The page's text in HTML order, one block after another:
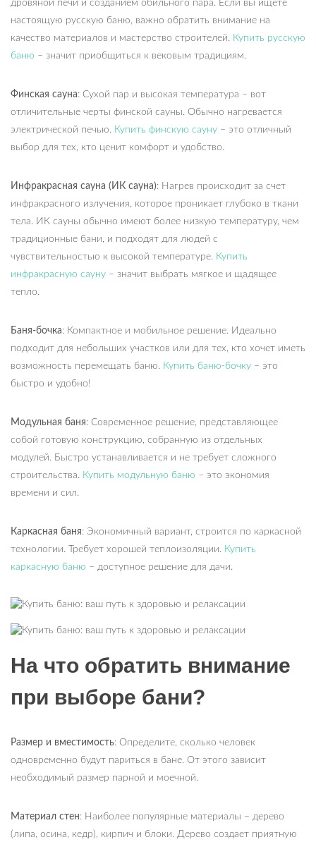
дровяной печи и созданием обильного пара. Если вы ищете
настоящую русскую баню, важно обратить внимание на
качество материалов и мастерство строителей. Купить русскую
баню – значит приобщиться к вековым традициям.
Финская сауна: Сухой пар и высокая температура – вот
отличительные черты финской сауны. Обычно нагревается
электрической печью. Купить финскую сауну – это отличный
выбор для тех, кто ценит комфорт и удобство.
Инфракрасная сауна (ИК сауна): Нагрев происходит за счет
инфракрасного излучения, которое проникает глубоко в ткани
тела. ИК сауны обычно имеют более низкую температуру, чем
традиционные бани, и подходят для людей с
чувствительностью к высокой температуре. Купить
инфракрасную сауну – значит выбрать мягкое и щадящее
тепло.
Баня-бочка: Компактное и мобильное решение. Идеально
подходит для небольших участков или для тех, кто хочет иметь
возможность перемещать баню. Купить баню-бочку – это
быстро и удобно!
Модульная баня: Современное решение, представляющее
собой готовую конструкцию, собранную из отдельных
модулей. Быстро устанавливается и не требует сложного
строительства. Купить модульную баню – это экономия
времени и сил.
Каркасная баня: Экономичный вариант, строится по каркасной
технологии. Требует хорошей теплоизоляции. Купить
каркасную баню – доступное решение для дачи.
На что обратить внимание
при выборе бани?
Размер и вместимость: Определите, сколько человек
одновременно будут париться в бане. От этого зависит
необходимый размер парной и моечной.
Материал стен: Наиболее популярные материалы – дерево
(липа, осина, кедр), кирпич и блоки. Дерево создает приятную